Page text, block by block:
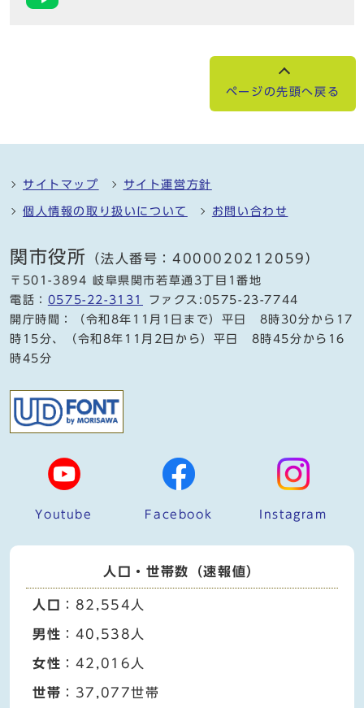
ページの先頭へ戻る
サイトマップ サイト運営方針
個人情報の取り扱いについて お問い合わせ
関市役所 （法人番号：4000020212059）
〒501-3894 岐阜県関市若草通3丁目1番地
電話： 0575-22-3131
ファクス:0575-23-7744
開庁時間：（令和8年11月1日まで）平日 8時30分から17
時15分、（令和8年11月2日から）平日 8時45分から16
時45分
Youtube Facebook Instagram
人口・世帯数（速報値）
人口 ：82,554人
男性 ：40,538人
女性 ：42,016人
世帯 ：37,077世帯